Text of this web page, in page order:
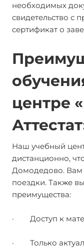
необходимых
свидетельство с
сертификат о
центре
Наш учебный
дистанционно,
Домодедово. Вам
поездки. Также
преимущества:
· Доступ к
· Только